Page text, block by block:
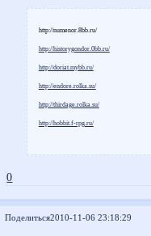
http://numenor.8bb.ru/
http://historygondor.0bb.ru/
http://doriat.mybb.ru/
http://endore.rolka.su/
http://thirdage.rolka.su/
http://hobbit.f-rpg.ru/
0
Поделиться2010-11-06 23:18:29